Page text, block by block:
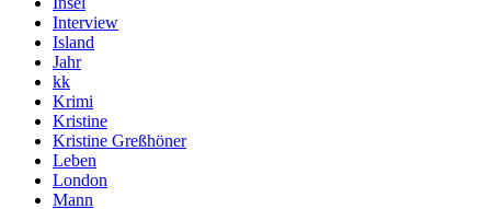
Interview
Island
Jahr
kk
Krimi
Kristine
Kristine Greßhöner
Leben
London
Mann